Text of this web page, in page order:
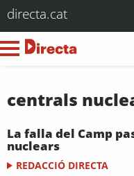
directa.cat
centrals
La falla del Camp
nuclears
REDACCIÓ DIRECTA